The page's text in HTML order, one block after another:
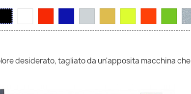
desiderato, tagliato da un'apposita macchina